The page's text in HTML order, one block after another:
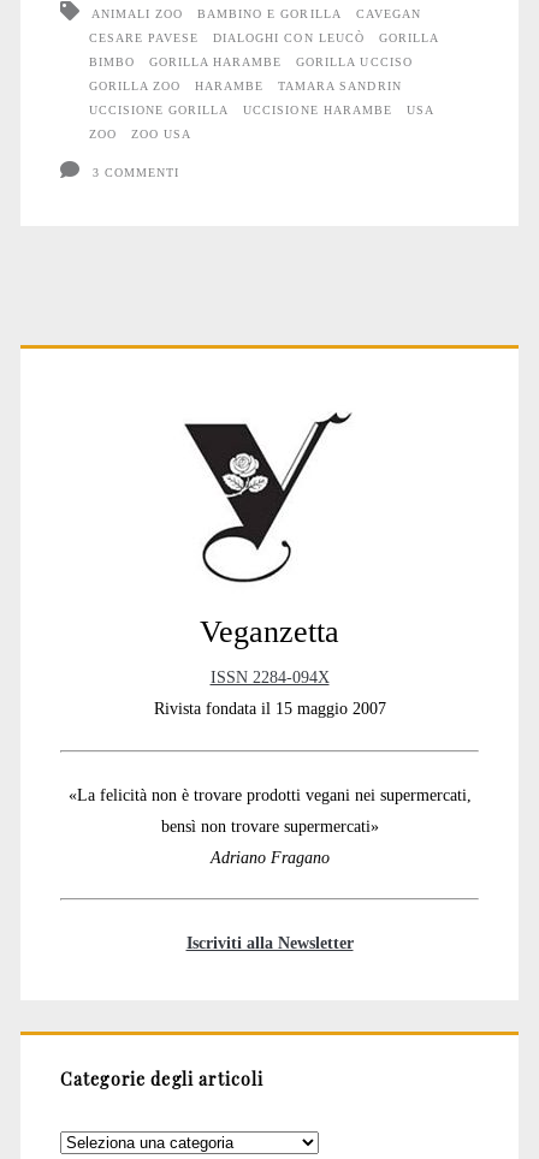
ANIMALI ZOO BAMBINO E GORILLA
CAVEGAN
CESARE PAVESE
DIALOGHI CON LEUCÒ
GORILLA
BIMBO
GORILLA HARAMBE
GORILLA UCCISO
GORILLA ZOO
HARAMBE
TAMARA SANDRIN
UCCISIONE GORILLA
UCCISIONE HARAMBE
USA
ZOO
ZOO USA
3 COMMENTI
Primary
Veganzetta
ISSN 2284-094X
Rivista fondata il 15 maggio 2007
«La felicità non è trovare prodotti vegani nei supermercati,
bensì non trovare supermercati»
Adriano Fragano
Iscriviti alla Newsletter
Categorie degli articoli
Categorie